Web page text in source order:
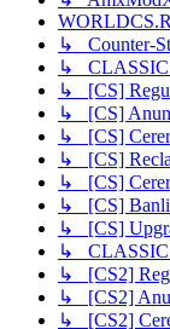
↳ Counter-
↳ CLASSIC
↳ [CS]
↳ [CS]
↳ [CS]
↳ [CS]
↳ [CS]
↳ [CS]
↳ [CS]
↳ CLASSIC
↳ [CS2]
↳ [CS2]
↳ [CS2]